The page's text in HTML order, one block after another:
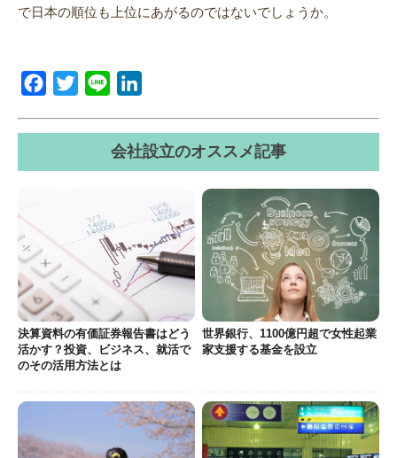
で日本の順位も上位にあがるのではないでしょうか。
Facebook
Twitter Line
会社設立のオススメ記事
決算資料の有価証券報告書はどう
活かす？投資、ビジネス、就活で
のその活用方法とは
世界銀行、1100億円超で女性起業
家支援する基金を設立